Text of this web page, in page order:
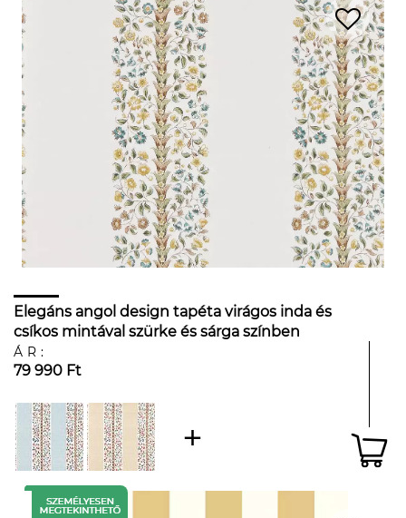
Elegáns angol design tapéta virágos inda és
csíkos mintával szürke és sárga színben
ÁR:
79 990 Ft